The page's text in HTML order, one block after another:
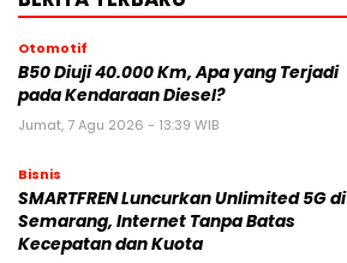
Otomotif
B50 Diuji 40.000 Km, Apa yang Terjadi
pada Kendaraan Diesel?
Jumat, 7 Agu 2026 - 13:39 WIB
Bisnis
SMARTFREN Luncurkan Unlimited 5G di
Semarang, Internet Tanpa Batas
Kecepatan dan Kuota